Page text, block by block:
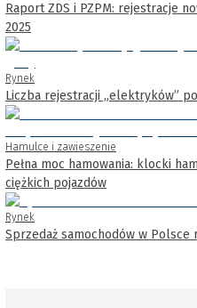
Raport ZDS i PZPM: rejestracje
2025
Rynek
Liczba rejestracji „elektryków”
Hamulce i zawieszenie
Pełna moc hamowania: klocki
ciężkich pojazdów
Rynek
Sprzedaż samochodów w Polsce